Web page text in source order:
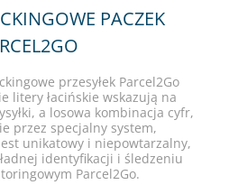
PACZEK
przesyłek Parcel2Go
litery łacińskie wskazują na
a losowa kombinacja cyfr,
przez specjalny system,
unikatowy i niepowtarzalny,
identyfikacji i śledzeniu
Parcel2Go.